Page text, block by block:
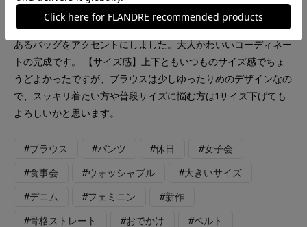
大人気のツーピスでも合わせられるブラウスを合わせました。モ
ノトーンで落ち着いた大人のカジュアルをイメージしデザインの
あるバッグをアクセントにしました。大人かわいいコーディネー
トの完成です。 【サイズ感】上下ともいつものサイズ感でちょ
うどよかったですが、ブラウスは少しゆったりめのデザインなの
で、スッキリ着たい方や普段サイズに悩む方は1サイズ下げても
よろしいかと思います。
#ブラウス #パンツ #休日 #女子会
#食事会 #ウォッシャブル #大きいサイズ
#デニム #フェミニン #新作
#骨格ストレート #おでかけ #ベルト